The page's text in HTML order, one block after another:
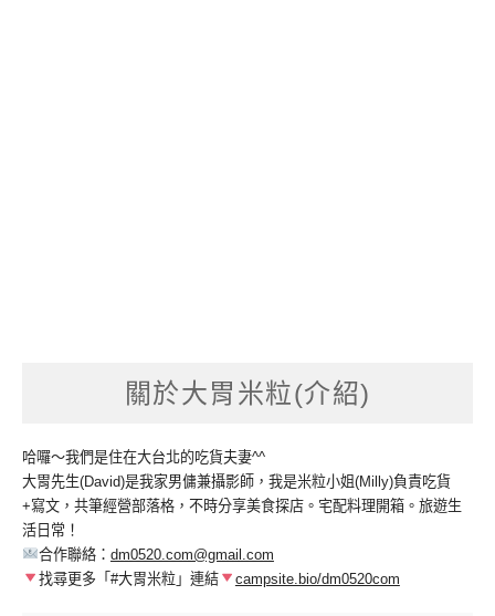
關於大胃米粒(介紹)
哈囉～我們是住在大台北的吃貨夫妻^^
大胃先生(David)是我家男傭兼攝影師，我是米粒小姐(Milly)負責吃貨
+寫文，共筆經營部落格，不時分享美食探店。宅配料理開箱。旅遊生
活日常！
合作聯絡： dm0520.com@gmail.com
找尋更多「#大胃米粒」連結
campsite.bio/dm0520com